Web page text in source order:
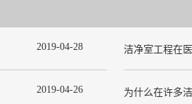
2019-04-28 洁净室工程在
2019-04-26